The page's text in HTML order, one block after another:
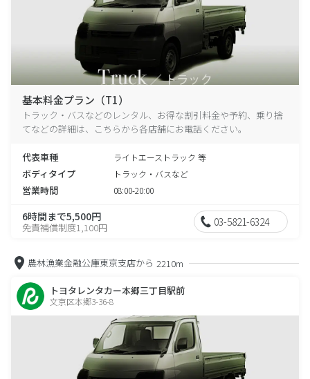
基本料金プラン（T1）
トラック・バスなどのレンタル、お得な割引料金や予約、乗り捨
てなどの詳細は、こちらから各店舗にお電話ください。
代表車種 ライトエーストラック 等
ボディタイプ トラック・バスなど
営業時間 08:00-20:00
6時間まで5,500円
免責補償制度1,100円 03-5821-6324
農林漁業金融公庫東京支店から 2210m
トヨタレンタカー本郷三丁目駅前
文京区本郷3-36-8